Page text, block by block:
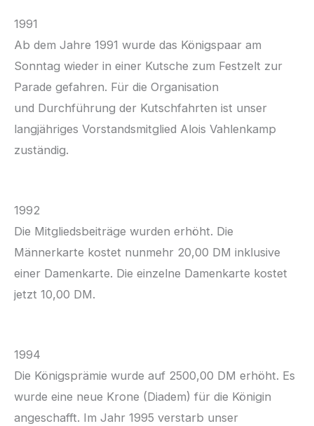
1991
Ab dem Jahre 1991 wurde das Königspaar am
Sonntag wieder in einer Kutsche zum Festzelt zur
Parade gefahren. Für die Organisation
und Durchführung der Kutschfahrten ist unser
langjähriges Vorstandsmitglied Alois Vahlenkamp
zuständig.
1992
Die Mitgliedsbeiträge wurden erhöht. Die
Männerkarte kostet nunmehr 20,00 DM inklusive
einer Damenkarte. Die einzelne Damenkarte kostet
jetzt 10,00 DM.
1994
Die Königsprämie wurde auf 2500,00 DM erhöht. Es
wurde eine neue Krone (Diadem) für die Königin
angeschafft. Im Jahr 1995 verstarb unser